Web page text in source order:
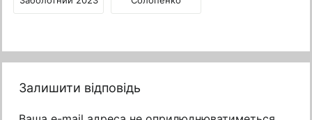
Залишити відповідь